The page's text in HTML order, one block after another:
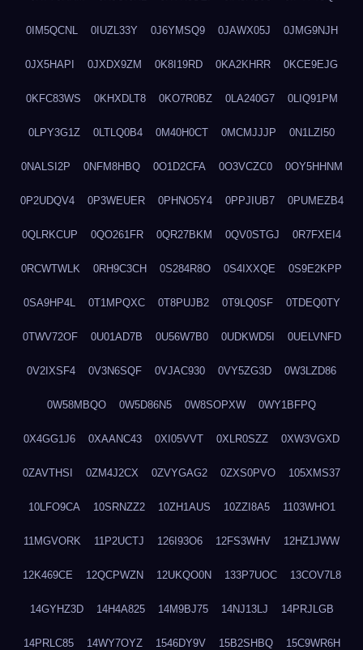
0IM5QCNL 0IUZL33Y 0J6YMSQ9 0JAWX05J 0JMG9NJH
0JX5HAPI 0JXDX9ZM 0K8I19RD 0KA2KHRR 0KCE9EJG
0KFC83WS 0KHXDLT8 0KO7R0BZ 0LA240G7 0LIQ91PM
0LPY3G1Z 0LTLQ0B4 0M40H0CT 0MCMJJJP 0N1LZI50
0NALSI2P 0NFM8HBQ 0O1D2CFA 0O3VCZC0 0OY5HHNM
0P2UDQV4 0P3WEUER 0PHNO5Y4 0PPJIUB7 0PUMEZB4
0QLRKCUP 0QO261FR 0QR27BKM 0QV0STGJ 0R7FXEI4
0RCWTWLK 0RH9C3CH 0S284R8O 0S4IXXQE 0S9E2KPP
0SA9HP4L 0T1MPQXC 0T8PUJB2 0T9LQ0SF 0TDEQ0TY
0TWV72OF 0U01AD7B 0U56W7B0 0UDKWD5I 0UELVNFD
0V2IXSF4 0V3N6SQF 0VJAC930 0VY5ZG3D 0W3LZD86
0W58MBQO 0W5D86N5 0W8SOPXW 0WY1BFPQ
0X4GG1J6 0XAANC43 0XI05VVT 0XLR0SZZ 0XW3VGXD
0ZAVTHSI 0ZM4J2CX 0ZVYGAG2 0ZXS0PVO 105XMS37
10LFO9CA 10SRNZZ2 10ZH1AUS 10ZZI8A5 1103WHO1
11MGVORK 11P2UCTJ 126I93O6 12FS3WHV 12HZ1JWW
12K469CE 12QCPWZN 12UKQO0N 133P7UOC 13COV7L8
14GYHZ3D 14H4A825 14M9BJ75 14NJ13LJ 14PRJLGB
14PRLC85 14WY7OYZ 1546DY9V 15B2SHBQ 15C9WR6H